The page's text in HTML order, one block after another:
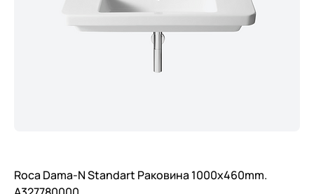
Roca Dama-N Standart Раковина 1000x460mm.